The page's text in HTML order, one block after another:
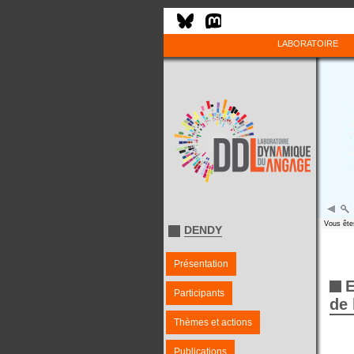
LABORATOIRE
DENDY
Présentation
Participants
Thèmes et actions
Publications
Vous
de